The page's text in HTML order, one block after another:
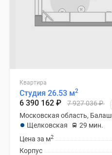
Квартира
Студия 26.53 м2
6 390 162 ₽ 7 927 036₽
Московская область,
Щелковская
29 мин.
Цена за м2
Корпус